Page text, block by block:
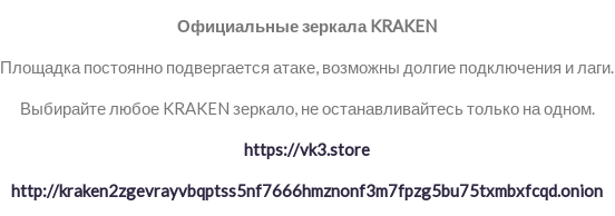
Официальные зеркала KRAKEN
Площадка постоянно подвергается атаке, возможны долгие подключения и лаги.
Выбирайте любое KRAKEN зеркало, не останавливайтесь только на одном.
https://vk3.store
http://kraken2zgevrayvbqptss5nf7666hmznonf3m7fpzg5bu75txmbxfcqd.onion